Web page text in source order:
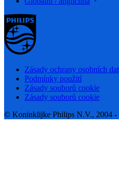
Zásady ochrany osobních dat
Podmínky použití
Zásady souborů cookie
Zásady souborů cookie
© Koninklijke Philips N.V., 2004 -